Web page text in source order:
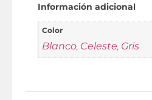
Información adicional
Color
Blanco, Celeste, Gris